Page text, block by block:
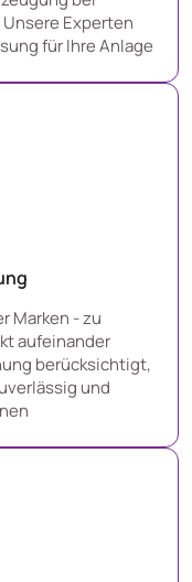
Experten
für Ihre Anlage
Marken - zu
aufeinander
berücksichtigt,
und